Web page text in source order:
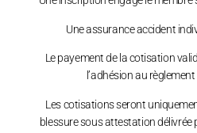
Une assurance accident
Le payement de la cotisation
l’adhésion au règlement
Les cotisations seront
blessure sous attestation délivrée